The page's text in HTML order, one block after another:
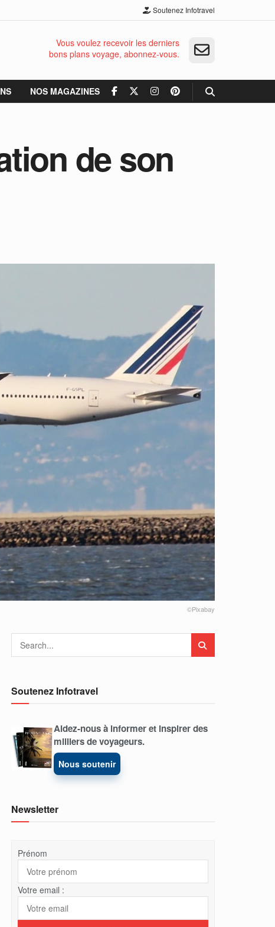
Soutenez Infotravel
Vous voulez recevoir les derniers
bons plans voyage, abonnez-vous.
NOS MAGAZINES
de son
©Pixabay
Soutenez Infotravel
Aidez-nous à informer et inspirer des
milliers de voyageurs.
Nous soutenir
Newsletter
Prénom
Votre email :